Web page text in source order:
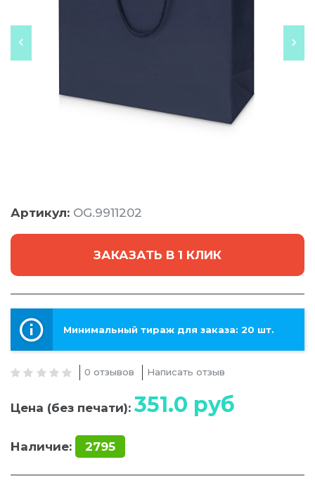
Артикул: OG.9911202
ЗАКАЗАТЬ В 1 КЛИК
Минимальный тираж для заказа: 20 шт.
0 отзывов Написать отзыв
Цена (без печати): 351.0 руб
Наличие: 2795